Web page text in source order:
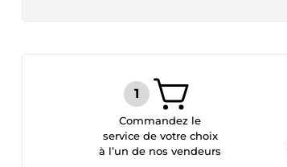
Commandez le
service de votre choix
à l’un de nos vendeurs